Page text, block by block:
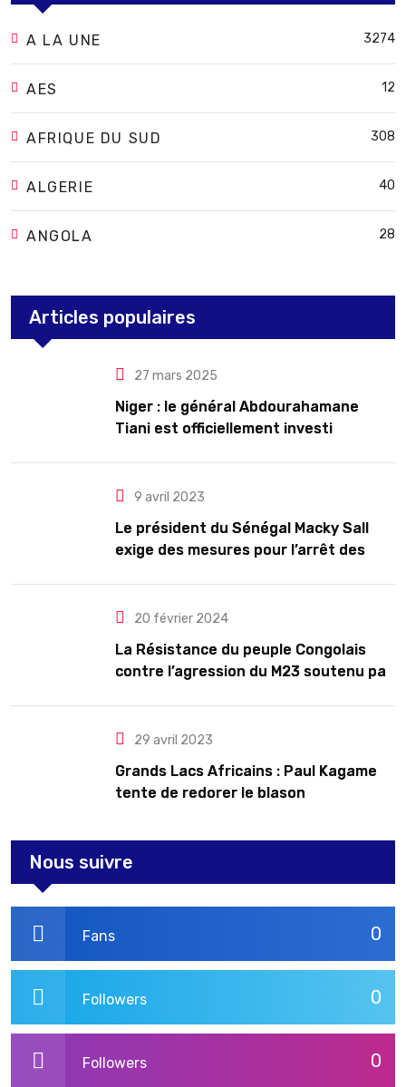
A LA UNE 3274
AES 12
AFRIQUE DU SUD 308
ALGERIE 40
ANGOLA 28
Articles populaires
27 mars 2025
Niger : le général Abdourahamane
Tiani est officiellement investi
9 avril 2023
Le président du Sénégal Macky Sall
exige des mesures pour l’arrêt des
20 février 2024
La Résistance du peuple Congolais
contre l’agression du M23 soutenu par
29 avril 2023
Grands Lacs Africains : Paul Kagame
tente de redorer le blason
Nous suivre
0
Fans
0
Followers
0
Followers